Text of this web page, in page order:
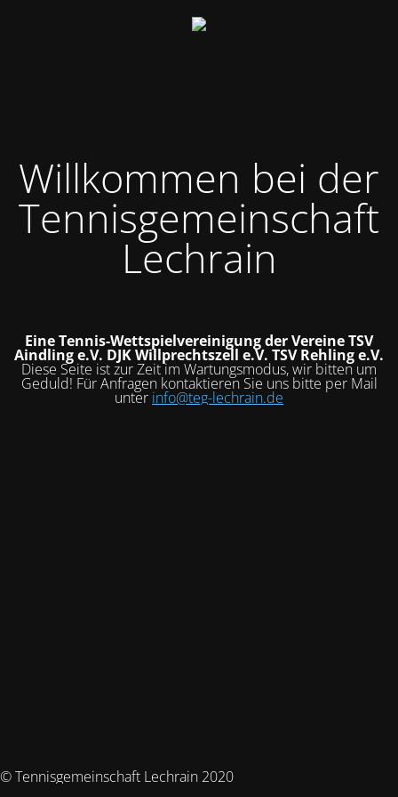
Willkommen bei der
Tennisgemeinschaft
Lechrain
Eine Tennis-Wettspielvereinigung der VereineTSV
Aindling e.V. DJK Willprechtszell e.V. TSV Rehling e.V.
Diese Seite ist zur Zeit im Wartungsmodus, wir bitten um
Geduld! Für Anfragen kontaktieren Sie uns bitte per Mail
unter info@teg-lechrain.de
© Tennisgemeinschaft Lechrain 2020